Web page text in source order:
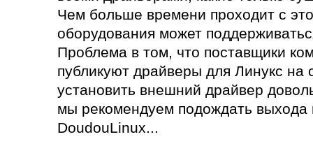
Чем больше времени проходит с
оборудования может
Проблема в том, что поставщики
публикуют драйверы для Линукс на
установить внешний драйвер
мы рекомендуем подождать выхода
DoudouLinux...